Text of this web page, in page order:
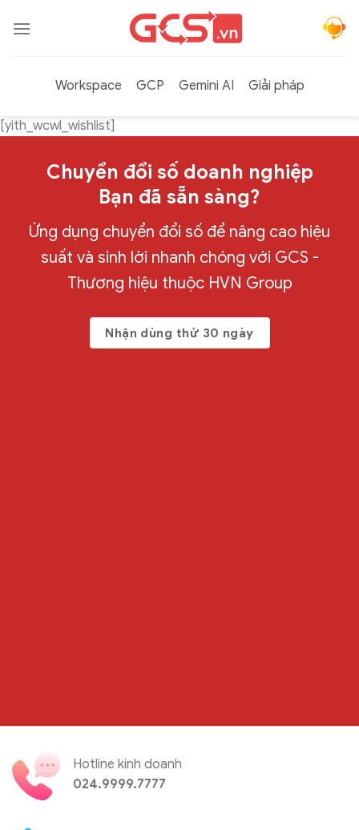
qua
Workspace
GCP Gemini AI Giải pháp
[yith_wcwl_wishlist]
Chuyển đổi số doanh nghiệp
Bạn đã sẵn sàng?
Ứng dụng chuyển đổi số để nâng cao hiệu
suất và sinh lời nhanh chóng với GCS -
Thương hiệu thuộc HVN Group
Nhận dùng thử 30 ngày
Hotline kinh doanh
024.9999.7777